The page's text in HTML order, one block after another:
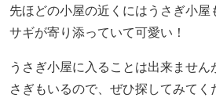
先ほどの小屋の近くにはうさぎ小屋
サギが寄り添っていて可愛い！
うさぎ小屋に入ることは出来ません
さぎもいるので、ぜひ探してみてく